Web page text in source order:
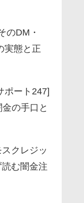
のDM・
実態と正
ポート247]
の手口と
クレジッ
む闇金注